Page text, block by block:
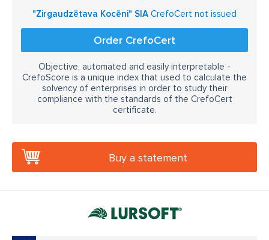
"Zirgaudzētava Kocēni" SIA CrefoCert not issued
Order CrefoCert
Objective, automated and easily interpretable -
CrefoScore is a unique index that used to calculate the
solvency of enterprises in order to study their
compliance with the standards of the CrefoCert
certificate.
Buy a statement